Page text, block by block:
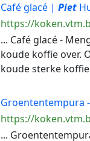
Café glacé | Piet
https://
... Café glacé -
koude koffie over.
koude sterke
Groententempura
https://
...